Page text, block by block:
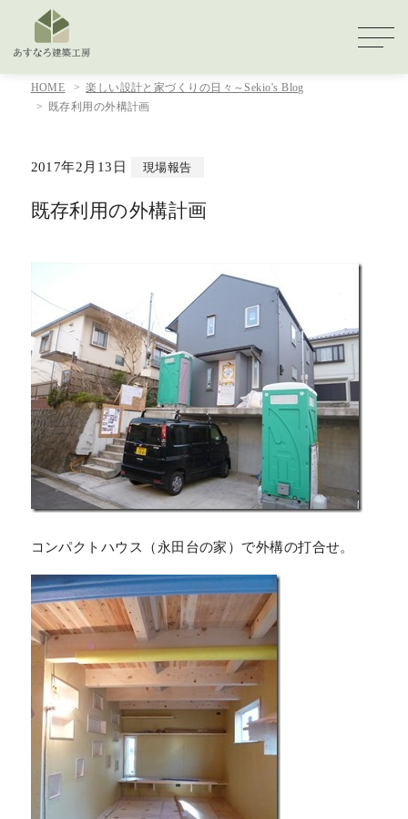
HOME
楽しい設計と家づくりの日々～Sekio's Blog
既存利用の外構計画
2017年2月13日 現場報告
既存利用の外構計画
コンパクトハウス（永田台の家）で外構の打合せ。